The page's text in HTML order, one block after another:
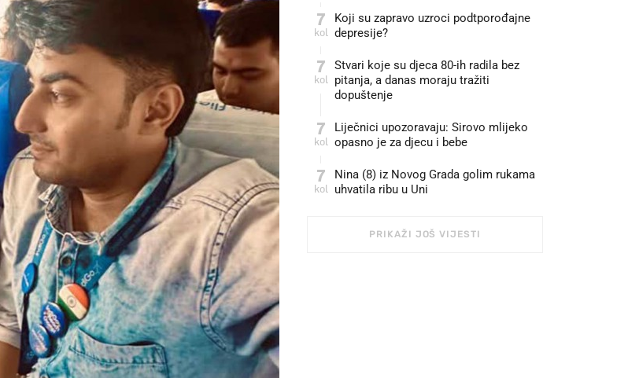
7
kol
Koji su zapravo uzroci podtporođajne
depresije?
7
kol
Stvari koje su djeca 80-ih radila bez
pitanja, a danas moraju tražiti
dopuštenje
7
kol
Liječnici upozoravaju: Sirovo mlijeko
opasno je za djecu i bebe
7
kol
Nina (8) iz Novog Grada golim rukama
uhvatila ribu u Uni
PRIKAŽI JOŠ VIJESTI